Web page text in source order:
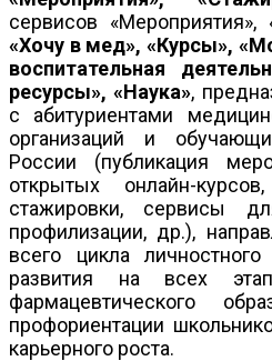
сервисов
«Хочу в мед», «Курсы»,
воспитательная
ресурсы», «Наука»,
с абитуриентами
организаций и
России (публикация
открытых онлайн-
стажировки, сервисы
профилизации, др.),
всего цикла
развития на всех
фармацевтического
профориентации
карьерного роста.